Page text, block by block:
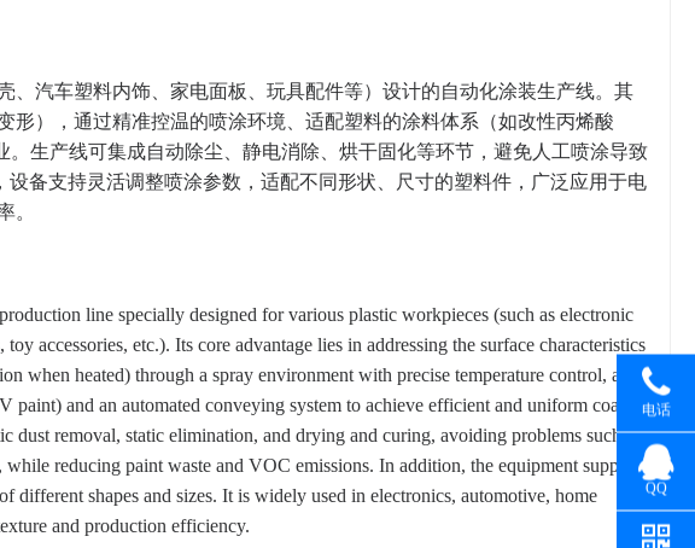
、汽车塑料内饰、家电面板、玩具配件等）设计的自动化涂装生产线。其
），通过精准控温的喷涂环境、适配塑料的涂料体系（如改性丙烯酸
生产线可集成自动除尘、静电消除、烘干固化等环节，避免人工喷涂导致
备支持灵活调整喷涂参数，适配不同形状、尺寸的塑料件，广泛应用于电
。
line specially designed for various plastic workpieces (such as electronic
accessories, etc.). Its core advantage lies in addressing the surface characteristics
when heated) through a spray environment with precise temperature control, a
paint) and an automated conveying system to achieve efficient and uniform coating
dust removal, static elimination, and drying and curing, avoiding problems such as
reducing paint waste and VOC emissions. In addition, the equipment supports
different shapes and sizes. It is widely used in electronics, automotive, home
and production efficiency.
电话
QQ